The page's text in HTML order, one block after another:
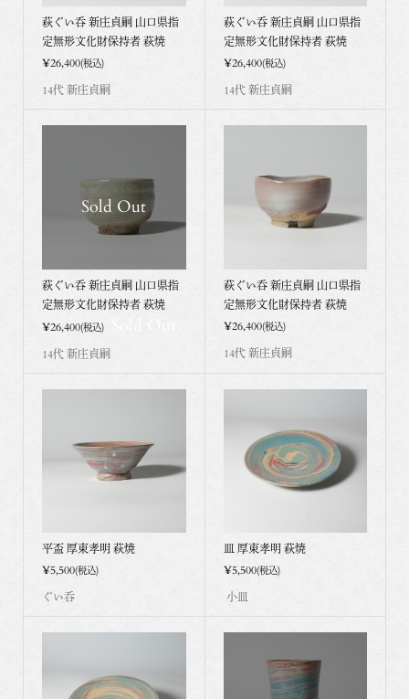
萩ぐい呑 新庄貞嗣 山口県指
定無形文化財保持者 萩焼
¥26,400(税込)
14代 新庄貞嗣
萩ぐい呑 新庄貞嗣 山口県指
定無形文化財保持者 萩焼
¥26,400(税込)
14代 新庄貞嗣
Sold Out
萩ぐい呑 新庄貞嗣 山口県指
定無形文化財保持者 萩焼
¥26,400(税込)
14代 新庄貞嗣
萩ぐい呑 新庄貞嗣 山口県指
定無形文化財保持者 萩焼
¥26,400(税込)
14代 新庄貞嗣
平盃 厚東孝明 萩焼
¥5,500(税込)
ぐい呑
皿 厚東孝明 萩焼
¥5,500(税込)
小皿